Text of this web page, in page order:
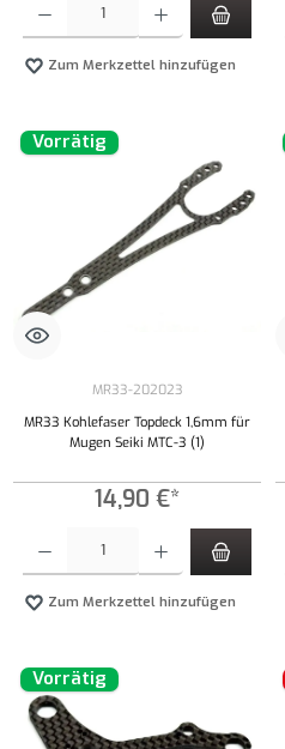
Zum Merkzettel hinzufügen
Vorrätig
MR33-202023
MR33 Kohlefaser Topdeck 1,6mm für
Mugen Seiki MTC-3 (1)
14,90 €*
Zum Merkzettel hinzufügen
Vorrätig